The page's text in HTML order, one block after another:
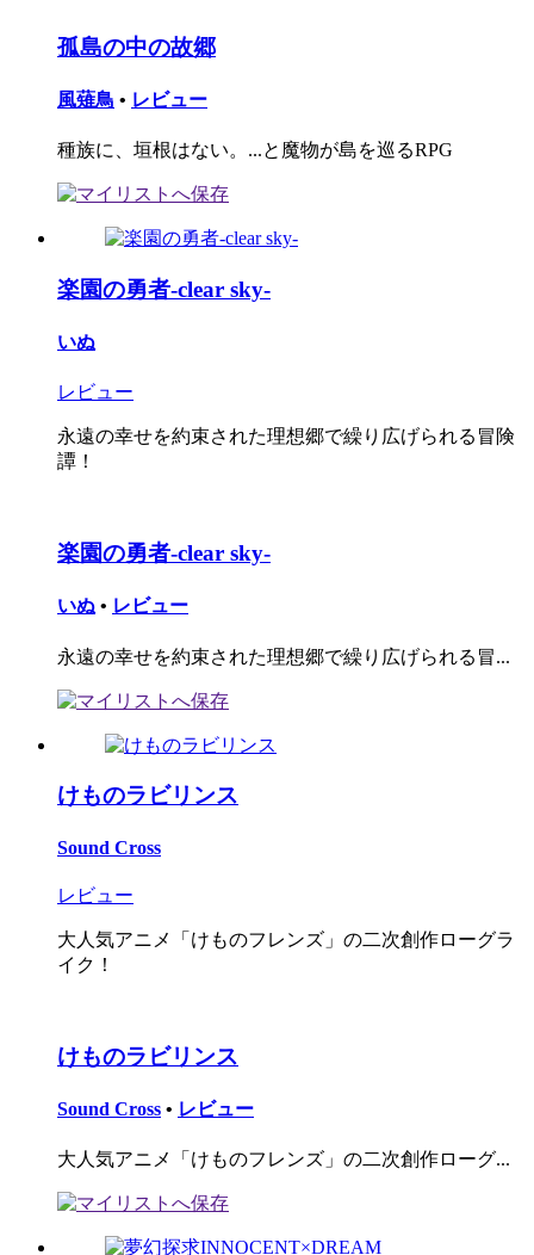
孤島の中の故郷
風薙鳥 • レビュー
種族に、垣根はない。...と魔物が島を巡るRPG
楽園の勇者-clear sky-
いぬ
レビュー
永遠の幸せを約束された理想郷で繰り広げられる冒険
譚！
楽園の勇者-clear sky-
いぬ • レビュー
永遠の幸せを約束された理想郷で繰り広げられる冒...
けものラビリンス
Sound Cross
レビュー
大人気アニメ「けものフレンズ」の二次創作ローグラ
イク！
けものラビリンス
Sound Cross • レビュー
大人気アニメ「けものフレンズ」の二次創作ローグ...